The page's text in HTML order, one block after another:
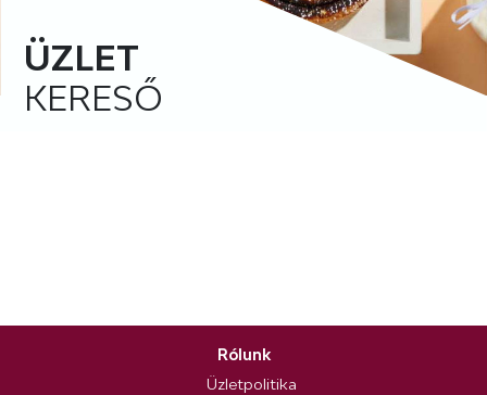
ÜZLET
KERESŐ
Rólunk
Üzletpolitika